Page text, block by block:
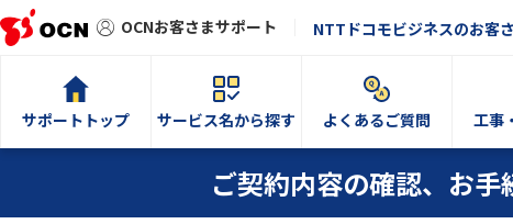
OCNお客さまサポート NTTドコモビジネスのお客
サポートトップ サービス名から探す よくあるご質問 工事
ご契約内容の確認、お手